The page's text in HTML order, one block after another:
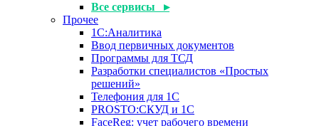
Все сервисы ▸
Прочее
1С:Аналитика
Ввод первичных документов
Программы для ТСД
Разработки специалистов «Простых
решений»
Телефония для 1С
PROSTO:СКУД и 1С
FaceReg: учет рабочего времени